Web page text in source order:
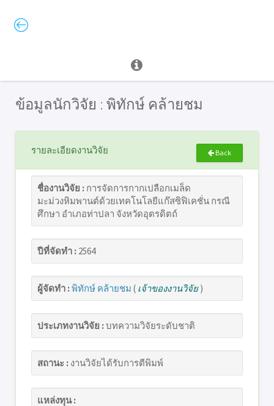
ข้อมูลนักวิจัย : พิทักษ์ คล้ายชม
รายละเอียดงานวิจัย Back
ชื่องานวิจัย : การจัดการกากเปลือกเมล็ด
มะม่วงหิมพานต์ด้วยเทคโนโลยีแก๊สซิฟิเคชั่น กรณี
ศึกษา อำเภอท่าปลา จังหวัดอุตรดิตถ์
ปีที่จัดทำ : 2564
ผู้จัดทำ :พิทักษ์ คล้ายชม ( เจ้าของงานวิจัย)
ประเภทงานวิจัย :บทความวิจัยระดับชาติ
สถานะ : งานวิจัยได้รับการตีพิมพ์
แหล่งทุน :